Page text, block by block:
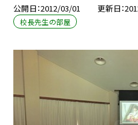
公開日 2012/03/01 更新日
校長先生の部屋